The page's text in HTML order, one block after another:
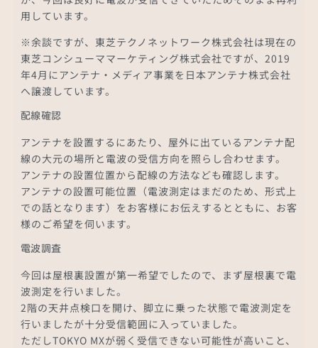
用しています。
※余談ですが、東芝テクノネットワーク株式会社は現在の
東芝コンシューママーケティング株式会社ですが、2019
年4月にアンテナ・メディア事業を日本アンテナ株式会社
へ譲渡しています。
配線確認
アンテナを設置するにあたり、屋外に出ているアンテナ配
線の大元の場所と電波の受信方向を照らし合わせます。
アンテナの設置位置から配線の方法なども確認します。
アンテナの設置可能位置（電波測定はまだのため、形式上
での話となります）をお客様にお伝えするとともに、お客
様のご希望を伺います。
電波調査
今回は屋根裏設置が第一希望でしたので、まず屋根裏で電
波測定を行いました。
2階の天井点検口を開け、脚立に乗った状態で電波測定を
行いましたが十分受信範囲に入っていました。
ただしTOKYO MXが弱く受信できない可能性が高いこと、